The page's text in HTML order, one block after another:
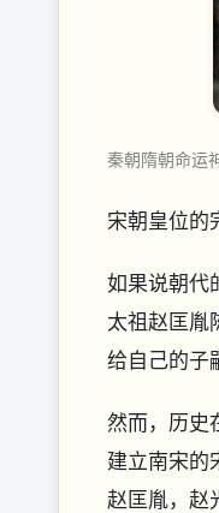
秦朝隋朝命运
宋朝皇位的
如果说朝代
太祖赵匡胤
给自己的子
然而，历史
建立南宋的
赵匡胤，赵